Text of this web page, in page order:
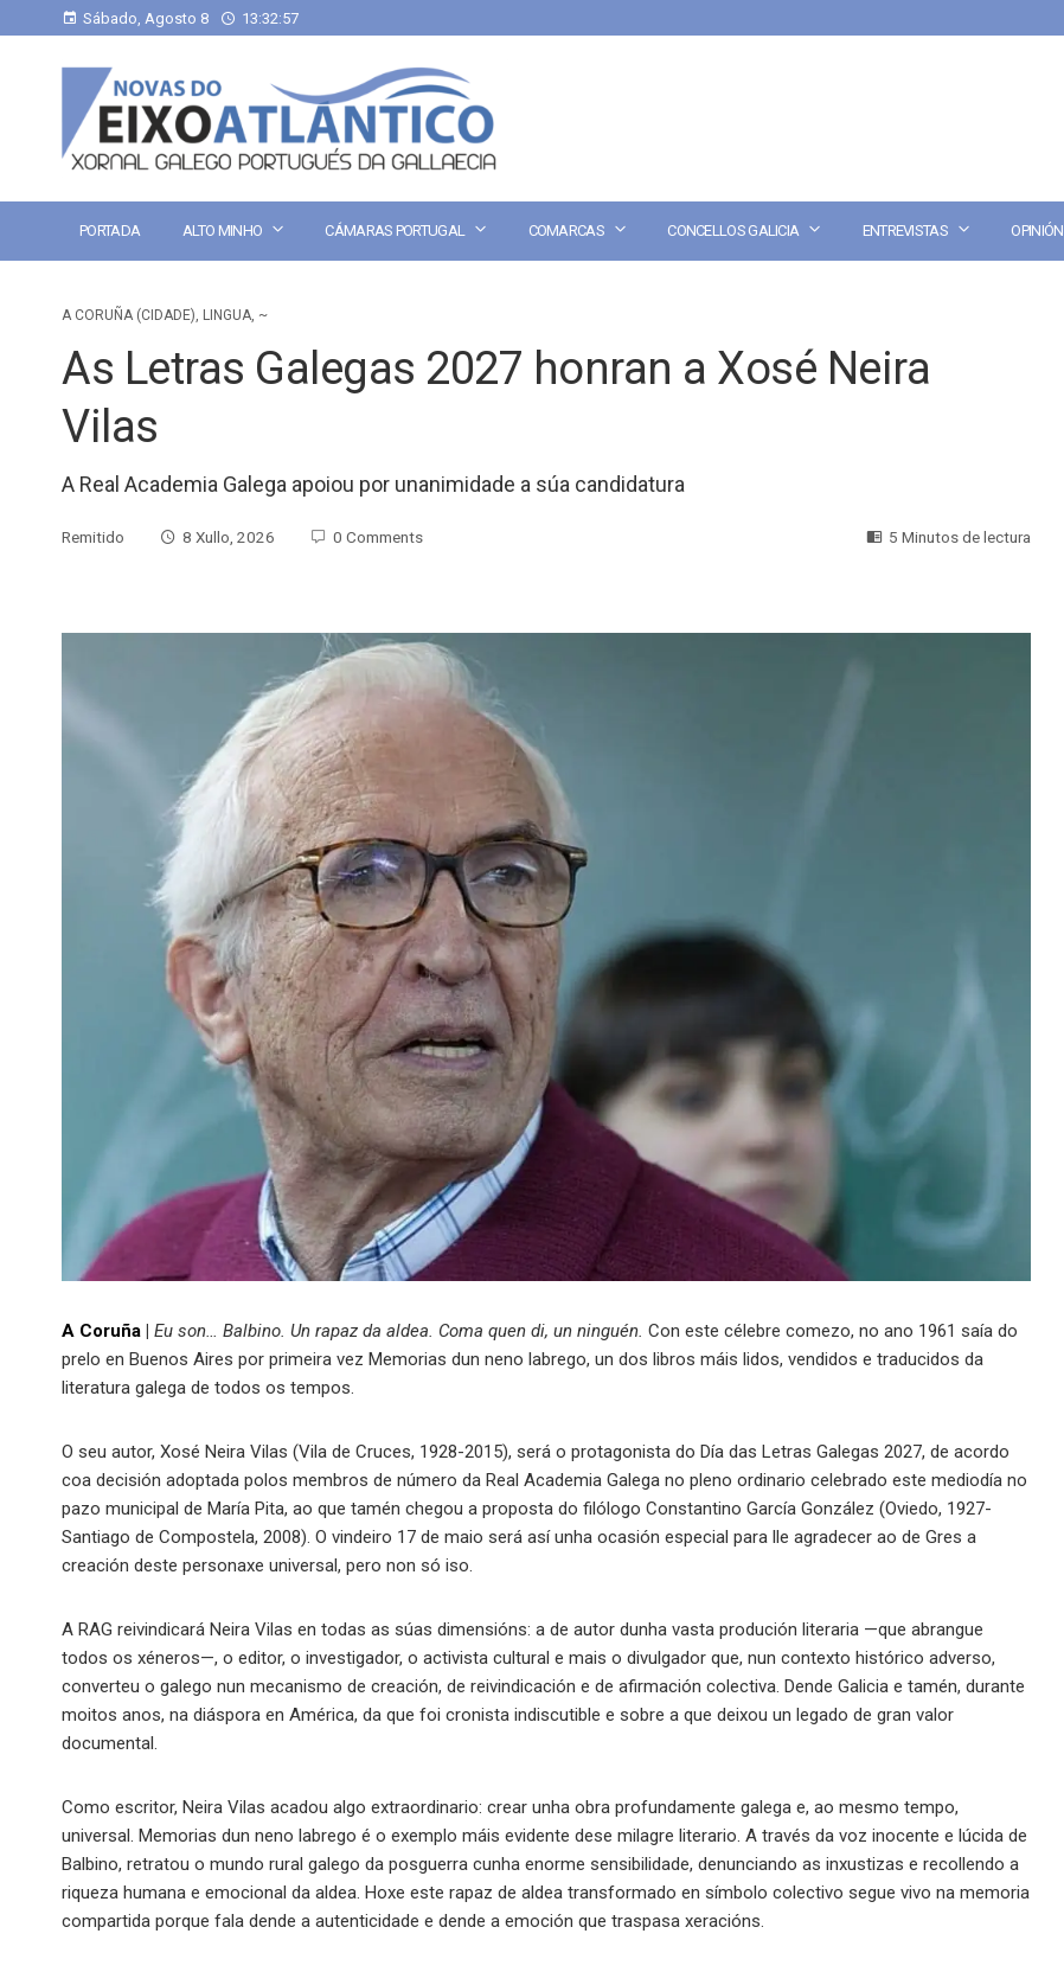
Sábado, Agosto 8 13:32:58
PORTADA ALTO MINHO CÁMARAS PORTUGAL COMARCAS CONCELLOS GALICIA ENTREVISTAS OPINIÓN
A CORUÑA (CIDADE), LINGUA, ~
As Letras Galegas 2027 honran a Xosé Neira
Vilas
A Real Academia Galega apoiou por unanimidade a súa candidatura
Remitido 8 Xullo, 2026 0 Comments 5 Minutos de lectura
A Coruña | Eu son… Balbino. Un rapaz da aldea. Coma quen di, un ninguén. Con este célebre comezo, no ano 1961 saía do
prelo en Buenos Aires por primeira vez Memorias dun neno labrego, un dos libros máis lidos, vendidos e traducidos da
literatura galega de todos os tempos.
O seu autor, Xosé Neira Vilas (Vila de Cruces, 1928-2015), será o protagonista do Día das Letras Galegas 2027, de acordo
coa decisión adoptada polos membros de número da Real Academia Galega no pleno ordinario celebrado este mediodía no
pazo municipal de María Pita, ao que tamén chegou a proposta do filólogo Constantino García González (Oviedo, 1927-
Santiago de Compostela, 2008). O vindeiro 17 de maio será así unha ocasión especial para lle agradecer ao de Gres a
creación deste personaxe universal, pero non só iso.
A RAG reivindicará Neira Vilas en todas as súas dimensións: a de autor dunha vasta produción literaria —que abrangue
todos os xéneros—, o editor, o investigador, o activista cultural e mais o divulgador que, nun contexto histórico adverso,
converteu o galego nun mecanismo de creación, de reivindicación e de afirmación colectiva. Dende Galicia e tamén, durante
moitos anos, na diáspora en América, da que foi cronista indiscutible e sobre a que deixou un legado de gran valor
documental.
Como escritor, Neira Vilas acadou algo extraordinario: crear unha obra profundamente galega e, ao mesmo tempo,
universal. Memorias dun neno labrego é o exemplo máis evidente dese milagre literario. A través da voz inocente e lúcida de
Balbino, retratou o mundo rural galego da posguerra cunha enorme sensibilidade, denunciando as inxustizas e recollendo a
riqueza humana e emocional da aldea. Hoxe este rapaz de aldea transformado en símbolo colectivo segue vivo na memoria
compartida porque fala dende a autenticidade e dende a emoción que traspasa xeracións.